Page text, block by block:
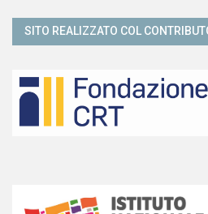
SITO REALIZZATO COL